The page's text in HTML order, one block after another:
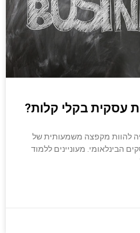
עסקית בקלי קלות?
להוות מקפצה משמעותית של
הבינלאומי. מעוניינים ללמוד